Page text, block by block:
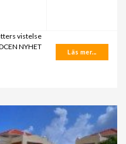
vistelse
NYHET
Läs mer...